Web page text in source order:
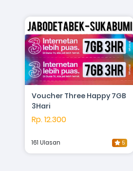
Voucher Three Happy 7GB
3Hari
Rp. 12.300
161 Ulasan 5